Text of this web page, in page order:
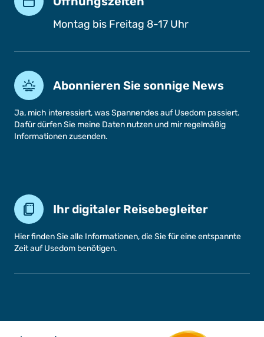
Montag bis Freitag 8-17 Uhr
Abonnieren Sie sonnige News
Ja, mich interessiert, was Spannendes auf Usedom passiert.
Dafür dürfen Sie meine Daten nutzen und mir regelmäßig
Informationen zusenden.
Ihr digitaler Reisebegleiter
Hier finden Sie alle Informationen, die Sie für eine entspannte
Zeit auf Usedom benötigen.